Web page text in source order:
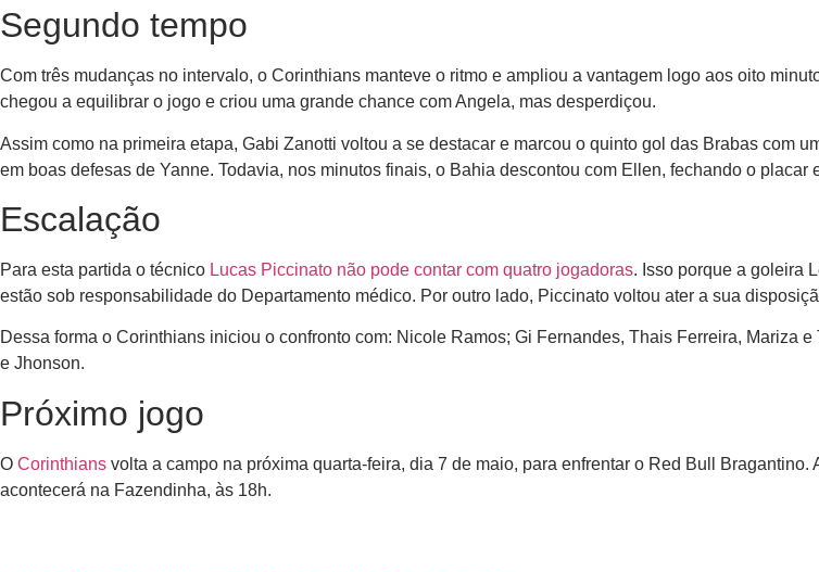
Segundo tempo
Com três mudanças no intervalo, o Corinthians manteve o ritmo e ampliou a vantagem logo aos oito
chegou a equilibrar o jogo e criou uma grande chance com Angela, mas desperdiçou.
Assim como na primeira etapa, Gabi Zanotti voltou a se destacar e marcou o quinto gol das Brabas com
em boas defesas de Yanne. Todavia, nos minutos finais, o Bahia descontou com Ellen, fechando o placar
Escalação
Para esta partida o técnico Lucas Piccinato não pode contar com quatro jogadoras. Isso porque a goleira
estão sob responsabilidade do Departamento médico. Por outro lado, Piccinato voltou ater a sua
Dessa forma o Corinthians iniciou o confronto com: Nicole Ramos; Gi Fernandes, Thais Ferreira, Mariza
e Jhonson.
Próximo jogo
O Corinthians volta a campo na próxima quarta-feira, dia 7 de maio, para enfrentar o Red Bull
acontecerá na Fazendinha, às 18h.